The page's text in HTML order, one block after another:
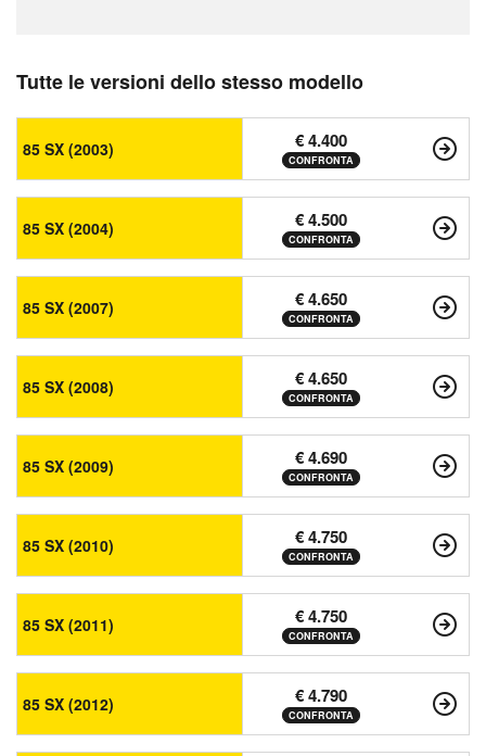
Tutte le versioni dello stesso modello
85 SX (2003) € 4.400
CONFRONTA
85 SX (2004) € 4.500
CONFRONTA
85 SX (2007) € 4.650
CONFRONTA
85 SX (2008) € 4.650
CONFRONTA
85 SX (2009) € 4.690
CONFRONTA
85 SX (2010) € 4.750
CONFRONTA
85 SX (2011) € 4.750
CONFRONTA
85 SX (2012) € 4.790
CONFRONTA